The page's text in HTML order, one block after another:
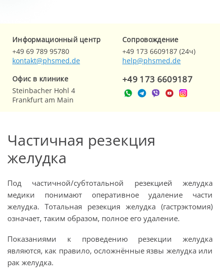
Информационный центр
+49 69 789 95780
kontakt@phsmed.de
Cопровождение
+49 173 6609187 (24ч)
help@phsmed.de
Офис в клинике
Steinbacher Hohl 4
Frankfurt am Main
+49 173 6609187
Частичная резекция
желудка
Под частичной/субтотальной резекцией желудка
медики понимают оперативное удаление части
желудка. Тотальная резекция желудка (гастрэктомия)
означает, таким образом, полное его удаление.
Показаниями к проведению резекции желудка
являются, как правило, осложнённые язвы желудка или
рак желудка.